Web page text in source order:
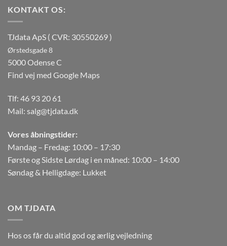
KONTAKT OS:
TJdata ApS ( CVR: 30550269 )
Ørstedsgade 8
5000 Odense C
Find vej med Google Maps
Tlf: 46 93 20 61
Mail: salg@tjdata.dk
Vores åbningstider:
Mandag – Fredag: 10:00 – 17:30
Første og Sidste Lørdag i en måned: 10:00 – 14:00
Søndag & Helligdage: Lukket
OM TJDATA
Hos os får du altid god og ærlig vejledning